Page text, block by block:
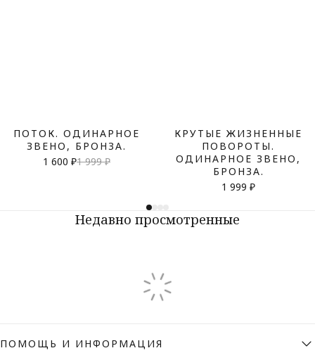
ПОТОК. ОДИНАРНОЕ
ЗВЕНО, БРОНЗА.
1 600 ₽1 999 ₽
КРУТЫЕ ЖИЗНЕННЫЕ
ПОВОРОТЫ.
ОДИНАРНОЕ ЗВЕНО,
БРОНЗА.
1 999 ₽
Недавно просмотренные
ПОМОЩЬ И ИНФОРМАЦИЯ